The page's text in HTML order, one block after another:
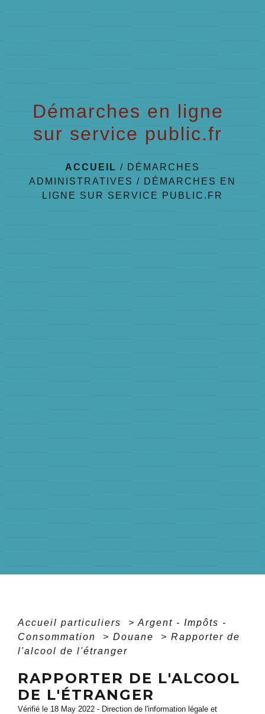
Démarches en ligne
sur service public.fr
ACCUEIL / DÉMARCHES
ADMINISTRATIVES / DÉMARCHES EN
LIGNE SUR SERVICE PUBLIC.FR
Accueil particuliers > Argent - Impôts -
Consommation
> Douane > Rapporter de
l'alcool de l'étranger
RAPPORTER DE L'ALCOOL
DE L'ÉTRANGER
Vérifié le 18 May 2022 - Direction de l'information légale et